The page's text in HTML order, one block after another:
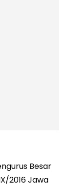
Besar
2016 Jawa